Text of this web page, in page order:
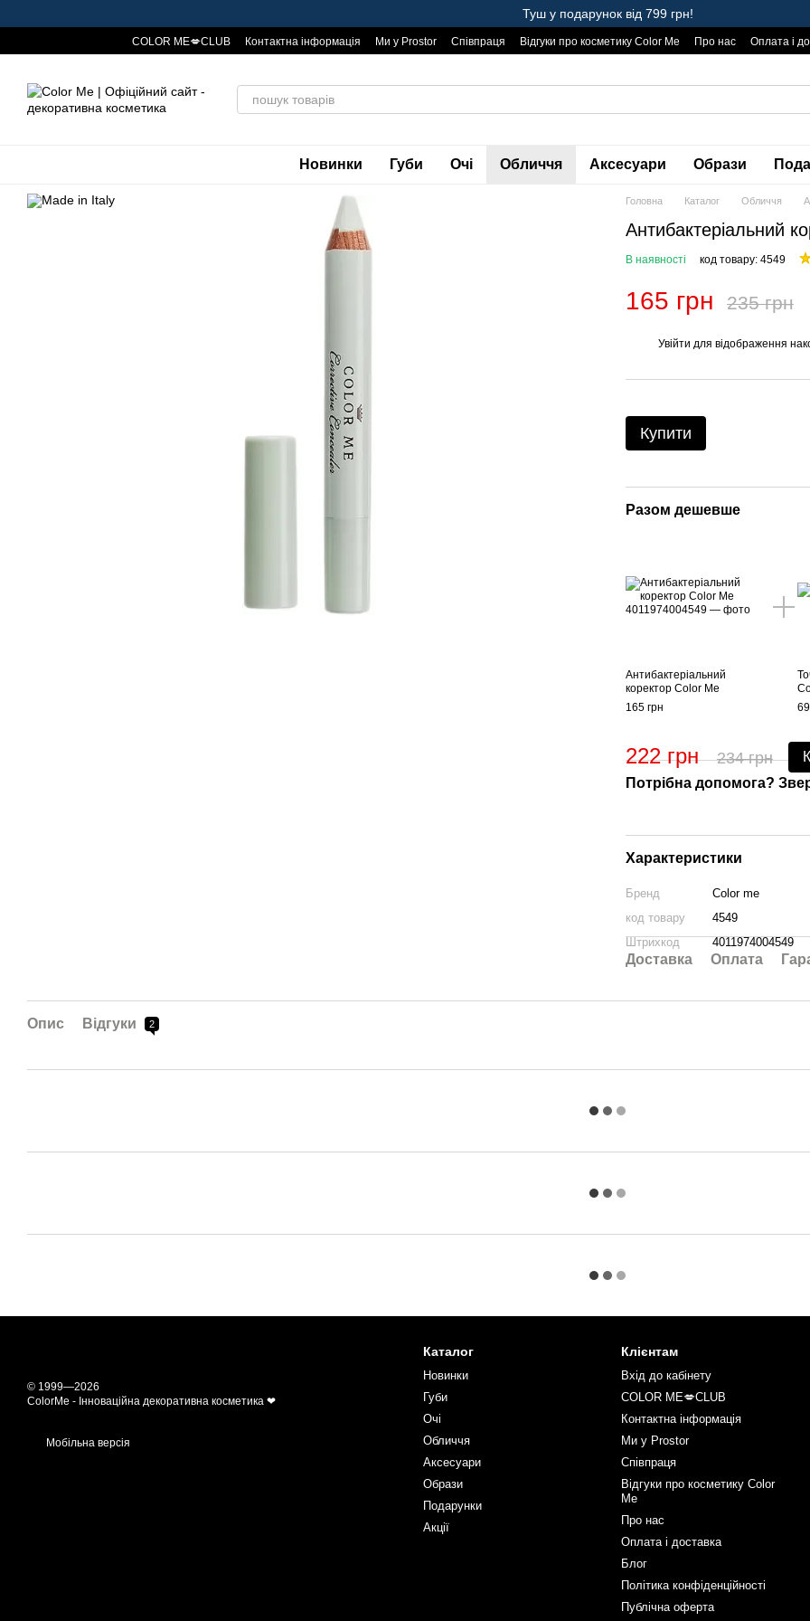
Туш у подарунок від 799 грн!
COLOR ME💋CLUB Контактна інформація Ми у Prostor Співпраця Відгуки про косметику Color Me Про нас Оплата і
Новинки Губи Очі Обличчя Аксесуари Образи
Головна Каталог Обличчя
Антибактеріальний
В наявності код товару: 4549
165 грн 235 грн
Увійти для відображення
Купити
Разом дешевше
Антибактеріальний
коректор Color Me
165 грн
222 грн 234 грн
Потрібна допомога?
Характеристики
Бренд
Color me
код товару
4549
Штрихкод
4011974004549
Доставка Оплата
Опис Відгуки 2
© 1999—2026
ColorMe - Інноваційна декоративна косметика ❤
Мобільна версія
Каталог
Новинки
Губи
Очі
Обличчя
Аксесуари
Образи
Подарунки
Акції
Клієнтам
Вхід до кабінету
COLOR ME💋CLUB
Контактна інформація
Ми у Prostor
Співпраця
Відгуки про косметику Color
Me
Про нас
Оплата і доставка
Блог
Політика конфіденційності
Публічна оферта